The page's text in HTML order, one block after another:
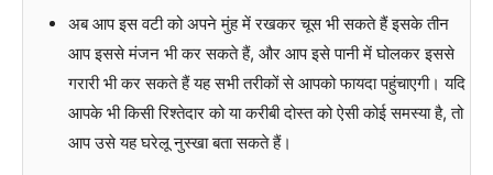
अब आप इस वटी को अपने मुंह में रखकर चूस भी सकते हैं इसके तीन
आप इससे मंजन भी कर सकते हैं, और आप इसे पानी में घोलकर इससे
गरारी भी कर सकते हैं यह सभी तरीकों से आपको फायदा पहुंचाएगी। यदि
आपके भी किसी रिश्तेदार को या करीबी दोस्त को ऐसी कोई समस्या है, तो
आप उसे यह घरेलू नुस्खा बता सकते हैं।